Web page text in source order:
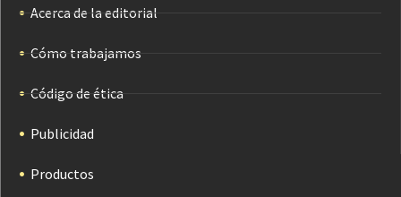
Acerca de la editorial
Cómo trabajamos
Código de ética
Publicidad
Productos